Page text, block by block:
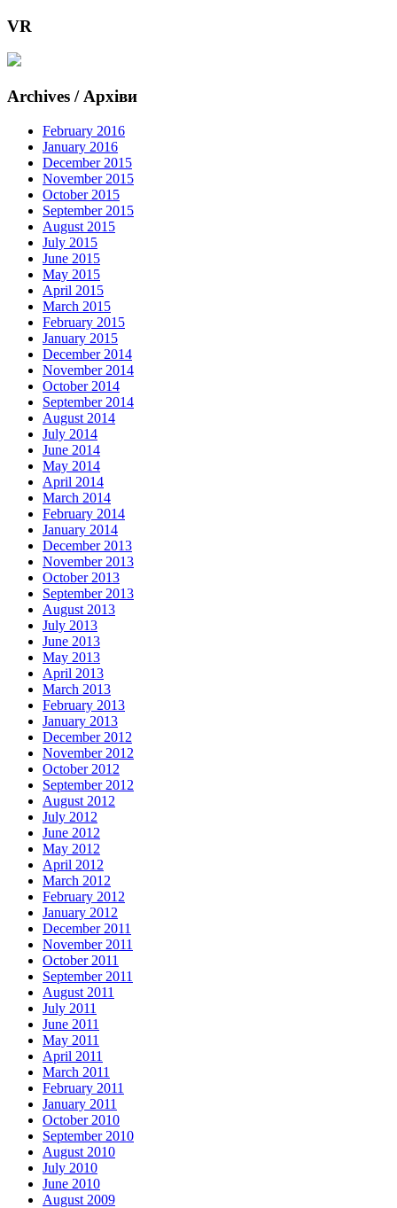
VR
Archives / Архіви
February 2016
January 2016
December 2015
November 2015
October 2015
September 2015
August 2015
July 2015
June 2015
May 2015
April 2015
March 2015
February 2015
January 2015
December 2014
November 2014
October 2014
September 2014
August 2014
July 2014
June 2014
May 2014
April 2014
March 2014
February 2014
January 2014
December 2013
November 2013
October 2013
September 2013
August 2013
July 2013
June 2013
May 2013
April 2013
March 2013
February 2013
January 2013
December 2012
November 2012
October 2012
September 2012
August 2012
July 2012
June 2012
May 2012
April 2012
March 2012
February 2012
January 2012
December 2011
November 2011
October 2011
September 2011
August 2011
July 2011
June 2011
May 2011
April 2011
March 2011
February 2011
January 2011
October 2010
September 2010
August 2010
July 2010
June 2010
August 2009